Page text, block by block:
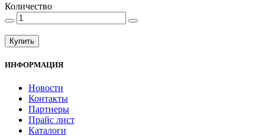
Количество
Купить
ИНФОРМАЦИЯ
Новости
Контакты
Партнеры
Прайс лист
Каталоги